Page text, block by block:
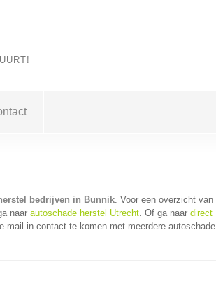
bedrijven in Bunnik. Voor een overzicht van
naar autoschade herstel Utrecht. Of ga naar direct
mail in contact te komen met meerdere autoschade